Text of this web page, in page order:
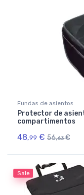
Fundas de asientos
Protector de
compartimentos
48,99 € 56,63 €
Sale